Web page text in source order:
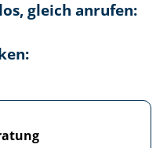
gleich anrufen: